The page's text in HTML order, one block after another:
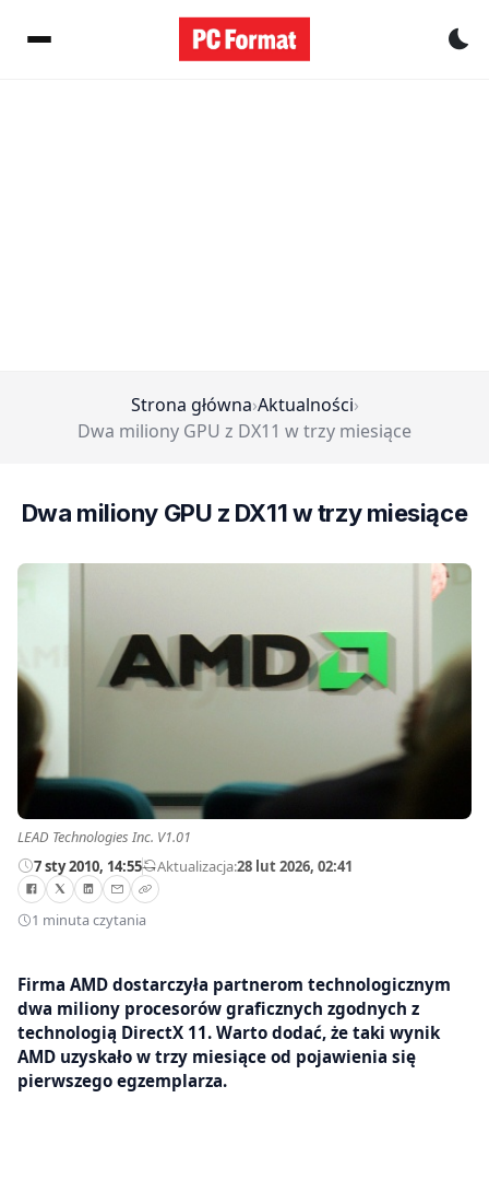
Strona główna›Aktualności›
Dwa miliony GPU z DX11 w trzy miesiące
Dwa miliony GPU z DX11 w trzy miesiące
LEAD Technologies Inc. V1.01
7 sty 2010, 14:55—Aktualizacja:28 lut 2026, 02:41
1 minuta czytania
Firma AMD dostarczyła partnerom technologicznym
dwa miliony procesorów graficznych zgodnych z
technologią DirectX 11. Warto dodać, że taki wynik
AMD uzyskało w trzy miesiące od pojawienia się
pierwszego egzemplarza.